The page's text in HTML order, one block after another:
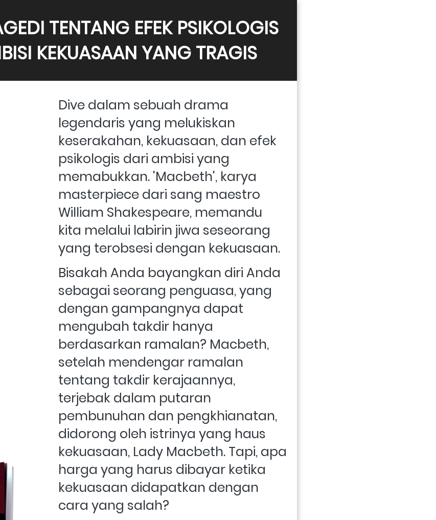
TENTANG EFEK PSIKOLOGIS
KEKUASAAN YANG TRAGIS
Dive dalam sebuah drama
legendaris yang melukiskan
keserakahan, kekuasaan, dan efek
psikologis dari ambisi yang
memabukkan. 'Macbeth', karya
masterpiece dari sang maestro
William Shakespeare, memandu
kita melalui labirin jiwa seseorang
yang terobsesi dengan kekuasaan.
Bisakah Anda bayangkan diri Anda
sebagai seorang penguasa, yang
dengan gampangnya dapat
mengubah takdir hanya
berdasarkan ramalan? Macbeth,
setelah mendengar ramalan
tentang takdir kerajaannya,
terjebak dalam putaran
pembunuhan dan pengkhianatan,
didorong oleh istrinya yang haus
kekuasaan, Lady Macbeth. Tapi, apa
harga yang harus dibayar ketika
kekuasaan didapatkan dengan
cara yang salah?